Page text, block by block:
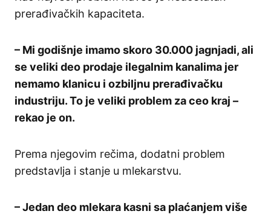
prerađivačkih kapaciteta.
– Mi godišnje imamo skoro 30.000 jagnjadi, ali
se veliki deo prodaje ilegalnim kanalima jer
nemamo klanicu i ozbiljnu prerađivačku
industriju. To je veliki problem za ceo kraj –
rekao je on.
Prema njegovim rečima, dodatni problem
predstavlja i stanje u mlekarstvu.
– Jedan deo mlekara kasni sa plaćanjem više